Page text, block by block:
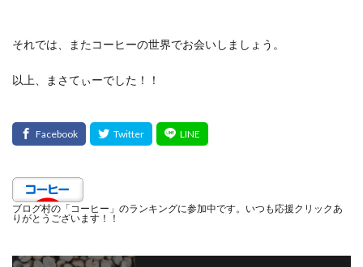
それでは、またコーヒーの世界でお会いしましょう。
以上、まさてぃーでした！！
ブログ村の「コーヒー」のランキングに参加中です。いつも応援クリックあ
りがとうございます！！